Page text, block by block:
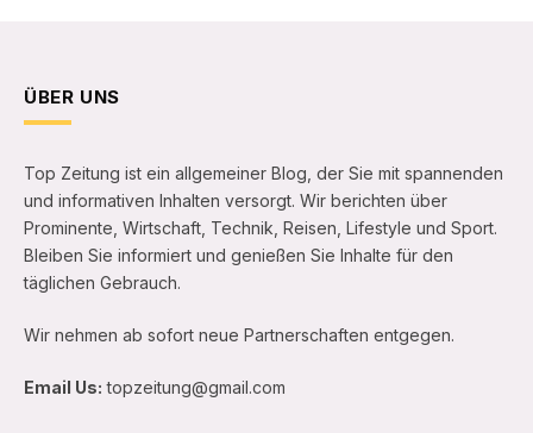
ÜBER UNS
Top Zeitung ist ein allgemeiner Blog, der Sie mit spannenden
und informativen Inhalten versorgt. Wir berichten über
Prominente, Wirtschaft, Technik, Reisen, Lifestyle und Sport.
Bleiben Sie informiert und genießen Sie Inhalte für den
täglichen Gebrauch.
Wir nehmen ab sofort neue Partnerschaften entgegen.
Email Us: topzeitung@gmail.com